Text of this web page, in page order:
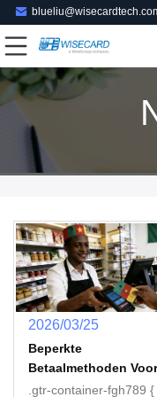
2026/03/25
Beperkte
Betaalmethoden Voor
KMO's In Kameroen:
.gtr-container-fgh789 {